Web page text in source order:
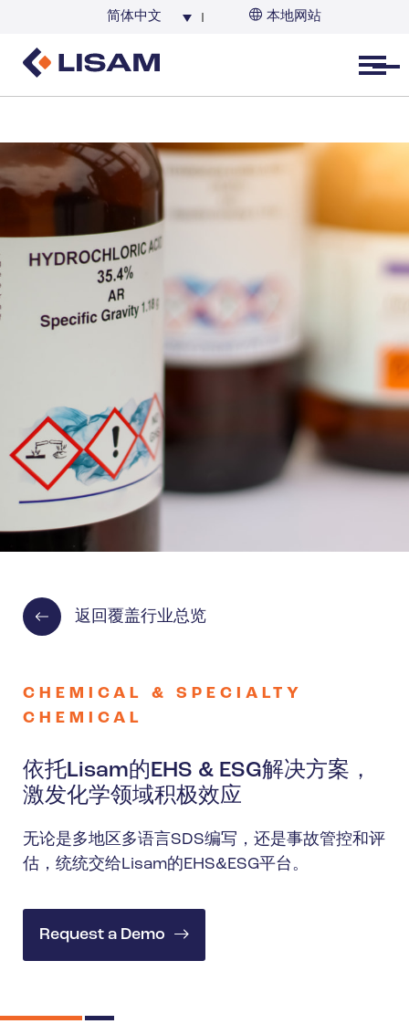
简体中文 本地网站
Open menu
返回覆盖行业总览
CHEMICAL & SPECIALTY
CHEMICAL
依托Lisam的EHS & ESG解决方案，
激发化学领域积极效应
无论是多地区多语言SDS编写，还是事故管控和评
估，统统交给Lisam的EHS&ESG平台。
Request a Demo